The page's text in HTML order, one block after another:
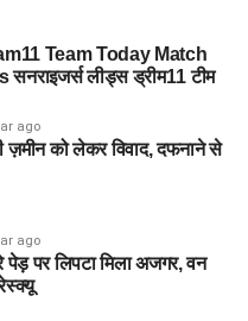
Team Today Match
सनराइजर्स लीड्स ड्रीम11 टीम
ago
ज़मीन को लेकर विवाद, दफनाने से
ago
पेड़ पर लिपटा मिला अजगर, वन